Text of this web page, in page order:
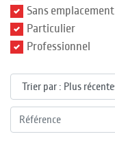
Sans emplacement
Particulier
Professionnel